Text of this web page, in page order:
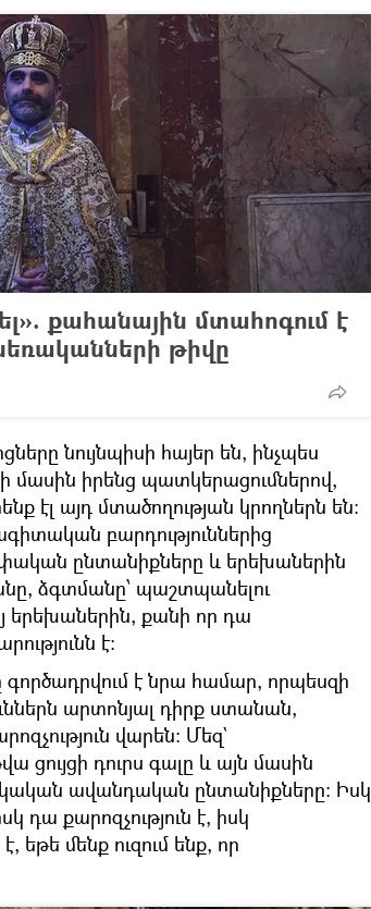
քահանային մտահոգում է
թիվը
նույնպիսի հայեր են, ինչպես
մասին իրենց պատկերացումներով,
էլ այդ մտածողության կրողներն են։
բարդություններից
ընտանիքները և երեխաներին
ձգտմանը՝ պաշտպանելու
երեխաներին, քանի որ դա
է։
գործադրվում է նրա համար, որպեսզի
արտոնյալ դիրք ստանան,
վարեն։ Մեզ`
ցույցի դուրս գալը և այն մասին
ավանդական ընտանիքները։ Իսկ
դա քարոզչություն է, իսկ
եթե մենք ուզում ենք, որ